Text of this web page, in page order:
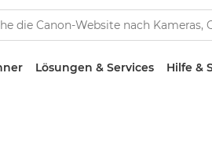
Lösungen & Services Hilfe &